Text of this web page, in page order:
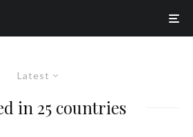
Latest
in 25 countries